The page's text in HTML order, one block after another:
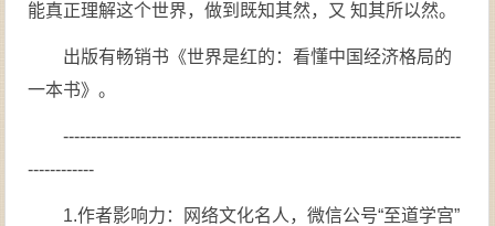
能真正理解这个世界，做到既知其然，又 知其所以然。
出版有畅销书《世界是红的：看懂中国经济格局的
一本书》。
------------------------------------------------------------------------
------------
1.作者影响力：网络文化名人，微信公号“至道学宫”